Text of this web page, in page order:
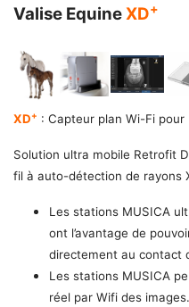
Valise EquineXD+
XD+ : Capteur plan Wi-Fi pour
Solution ultra mobile Retrofit
fil à auto-détection de rayons
Les stations MUSICA
ont l’avantage de
directement au contact
Les stations MUSICA
réel par Wifi des images.